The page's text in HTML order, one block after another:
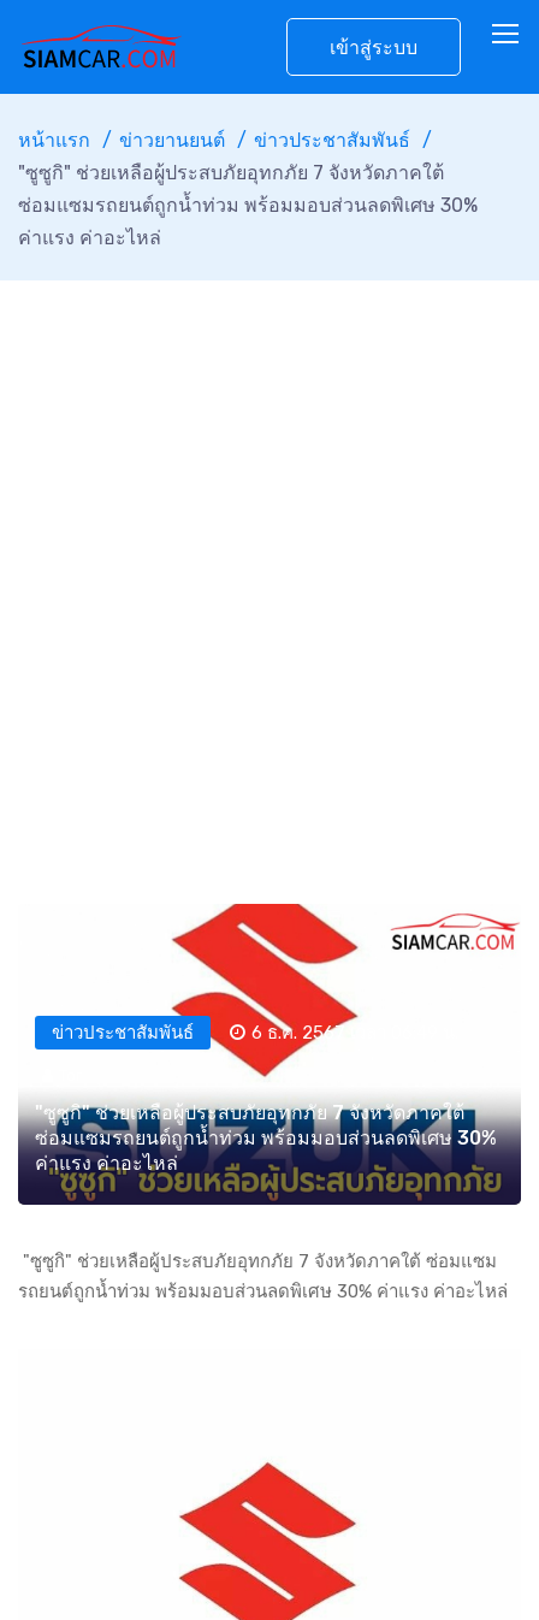
เข้าสู่ระบบ
หน้าแรก ข่าวยานยนต์
ข่าวประชาสัมพันธ์
"ซูซูกิ" ช่วยเหลือผู้ประสบภัยอุทกภัย 7 จังหวัดภาคใต้
ซ่อมแซมรถยนต์ถูกน้ำท่วม พร้อมมอบส่วนลดพิเศษ 30%
ค่าแรง ค่าอะไหล่
ข่าวประชาสัมพันธ์ 6 ธ.ค. 2567 เวลา 06:49 น.
"ซูซูกิ" ช่วยเหลือผู้ประสบภัยอุทกภัย 7 จังหวัดภาคใต้
ซ่อมแซมรถยนต์ถูกน้ำท่วม พร้อมมอบส่วนลดพิเศษ 30%
ค่าแรง ค่าอะไหล่
"ซูซูกิ" ช่วยเหลือผู้ประสบภัยอุทกภัย 7 จังหวัดภาคใต้ ซ่อมแซม
รถยนต์ถูกน้ำท่วม พร้อมมอบส่วนลดพิเศษ 30% ค่าแรง ค่าอะไหล่